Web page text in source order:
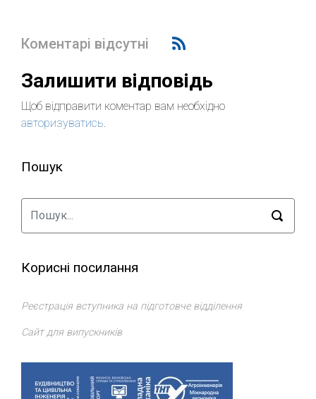
Коментарі відсутні
Залишити відповідь
Щоб відправити коментар вам необхідно
авторизуватись.
Пошук
Корисні посилання
Реєстрація вступника на підготовче відділення
Сайт для випускників